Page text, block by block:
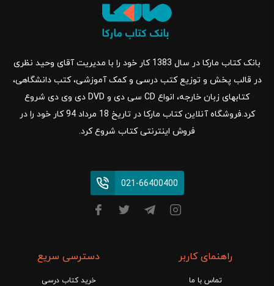
بانک کتاب مارکا در سال 1383 کار خود را با مدیریت آقای وحید نظری
در قالب پخش و توزیع کتب درسی و کمک آموزشی، کتب دانشگاهی،
کتابهای زبان خارجه، انواع CD سی دی و DVD دی وی دی شروع
کرد.فروشگاه آنلاین کتاب مارکا در تاریخ 18 مرداد 94 کار خود را در
فروش اینترنتی کتاب شروع کرد.
021-66400400
راهنمای کاربر
تماس با ما
دسترسی سریع
خرید کتاب درسی